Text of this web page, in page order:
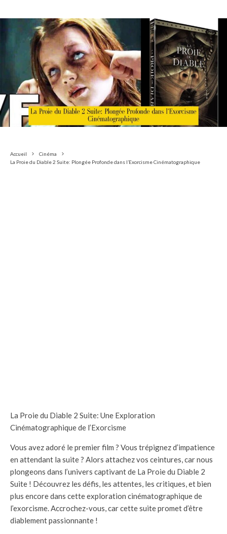
Accueil
Cinéma
La Proie du Diable 2 Suite: Plongée Profonde dans l’Exorcisme Cinématographique
La Proie du Diable 2 Suite: Une Exploration
Cinématographique de l’Exorcisme
Vous avez adoré le premier film ? Vous trépignez d’impatience
en attendant la suite ? Alors attachez vos ceintures, car nous
plongeons dans l’univers captivant de La Proie du Diable 2
Suite ! Découvrez les défis, les attentes, les critiques, et bien
plus encore dans cette exploration cinématographique de
l’exorcisme. Accrochez-vous, car cette suite promet d’être
diablement passionnante !